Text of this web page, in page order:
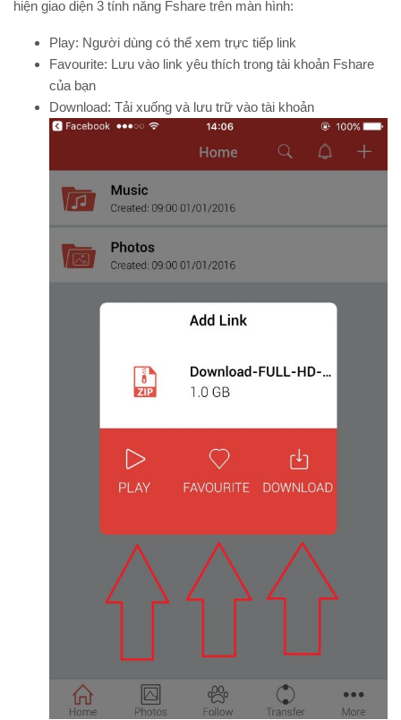
hiện giao diện 3 tính năng Fshare trên màn hình:
Play: Người dùng có thể xem trực tiếp link
Favourite: Lưu vào link yêu thích trong tài khoản Fshare
của bạn
Download: Tải xuống và lưu trữ vào tài khoản